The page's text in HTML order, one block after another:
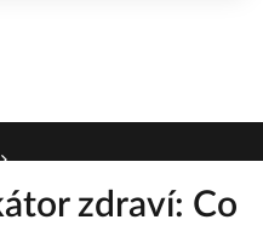
zdraví: Co